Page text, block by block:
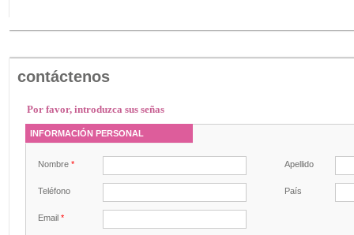
contáctenos
Por favor, introduzca sus señas
INFORMACIÓN PERSONAL
Nombre * Apellido
Teléfono País
Email *